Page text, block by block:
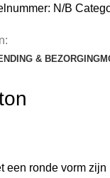
N/B
& BEZORGING
ronde vorm